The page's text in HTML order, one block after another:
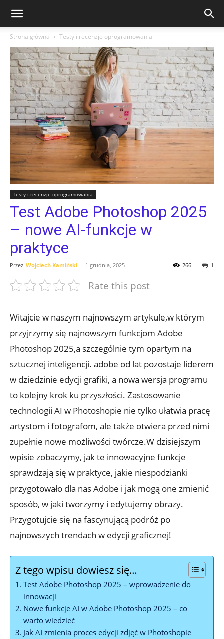
Strona główna Testy i recenzje oprogramowania
Testy i recenzje oprogramowania
Test Adobe Photoshop 2025
– nowe AI-funkcje w
praktyce
Przez Wojciech Kamiński - 1 grudnia, 2025 1
266
Rate this post
Witajcie w naszym najnowszym artykule,w którym
przyjrzymy się najnowszym funkcjom Adobe
Photoshop 2025,a szczególnie tym opartym na
sztucznej inteligencji. adobe od lat pozostaje liderem
w dziedzinie edycji grafiki, a nowa wersja programu
to kolejny krok ku przyszłości. Zastosowanie
technologii AI w Photoshopie nie tylko ułatwia pracę
artystom i fotografom, ale także otwiera przed nimi
zupełnie nowe możliwości twórcze.W dzisiejszym
wpisie zobaczymy, jak te innowacyjne funkcje
sprawdzają się w praktyce, jakie niespodzianki
przygotowało dla nas Adobe i jak mogą one zmienić
sposób, w jaki tworzymy i edytujemy obrazy.
Przygotujcie się na fascynującą podróż po
najnowszych trendach w edycji graficznej!
Z tego wpisu dowiesz się…
Test Adobe Photoshop 2025 – wprowadzenie do
innowacji
Nowe funkcje AI w Adobe Photoshop 2025 – co
warto wiedzieć
Jak AI zmienia proces edycji zdjęć w Photoshopie